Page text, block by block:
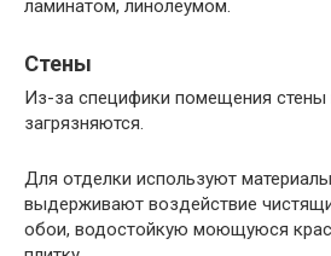
ламинатом, линолеумом.
Стены
Из-за специфики помещения стены
загрязняются.
Для отделки используют
выдерживают воздействие
обои, водостойкую моющуюся